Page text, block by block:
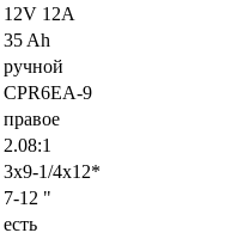
12V 12A
35 Ah
ручной
CPR6EA-9
правое
2.08:1
3х9-1/4х12*
7-12 "
есть